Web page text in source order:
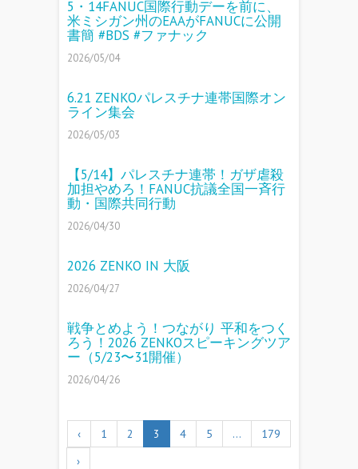
5・14FANUC国際行動デーを前に、
米ミシガン州のEAAがFANUCに公開
書簡 #BDS #ファナック
2026/05/04
6.21 ZENKOパレスチナ連帯国際オン
ライン集会
2026/05/03
【5/14】パレスチナ連帯！ガザ虐殺
加担やめろ！FANUC抗議全国一斉行
動・国際共同行動
2026/04/30
2026 ZENKO IN 大阪
2026/04/27
戦争とめよう！つながり 平和をつく
ろう！2026 ZENKOスピーキングツア
ー（5/23〜31開催）
2026/04/26
‹ 1 2 3 4 5 …
179
›